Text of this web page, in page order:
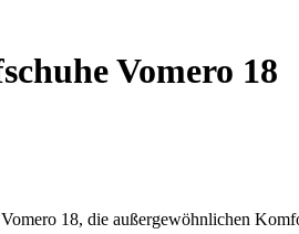
Vomero 18
18, die außergewöhnlichen